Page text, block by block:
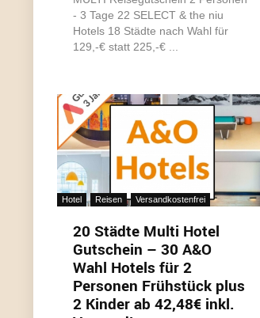
- 3 Tage 22 SELECT & the niu
Hotels 18 Städte nach Wahl für
129,-€ statt 225,-€ ...
Hotel Reisen Versandkostenfrei
20 Städte Multi Hotel
Gutschein – 30 A&O
Wahl Hotels für 2
Personen Frühstück plus
2 Kinder ab 42,48€ inkl.